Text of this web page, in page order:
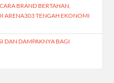
BRAND BERTAHAN,
ARENA303 TENGAH EKONOMI
DAN DAMPAKNYA BAGI